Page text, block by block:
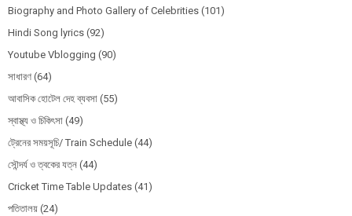
Biography and Photo Gallery of Celebrities (101)
Hindi Song lyrics (92)
Youtube Vblogging (90)
সাধারণ (64)
আবাসিক হোটেল দেহ ব্যবসা (55)
স্বাস্থ্য ও চিকিৎসা (49)
ট্রেনের সময়সূচি/ Train Schedule (44)
সৌন্দর্য ও ত্বকের যত্ন (44)
Cricket Time Table Updates (41)
পতিতালয় (24)